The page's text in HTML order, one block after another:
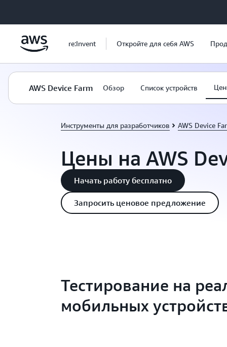
re:Invent Откройте для себя AWS
AWS Device Farm Обзор Список устройств
Инструменты для разработчиков AWS Device
Цены на AWS
Начать работу бесплатно
Запросить ценовое предложение
Тестирование на
мобильных